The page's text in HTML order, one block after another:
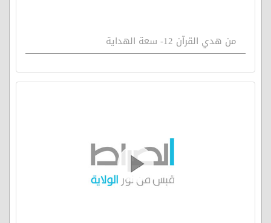
من هدي القرآن 12- سعة الهداية